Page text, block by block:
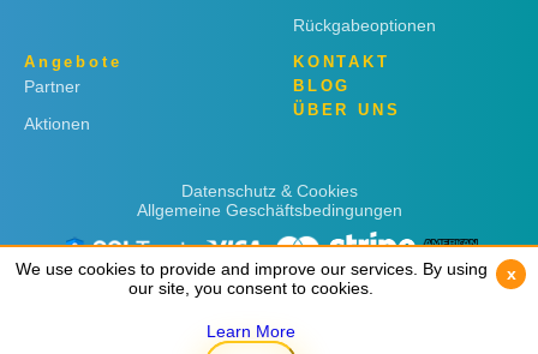
Rückgabeoptionen
Angebote
Partner
Aktionen
KONTAKT
BLOG
ÜBER UNS
Datenschutz & Cookies
Allgemeine Geschäftsbedingungen
We use cookies to provide and improve our services. By using
our site, you consent to cookies.
Learn More
x
We use cookies to provide and improve our services. By using
our site, you consent to cookies.
Learn More
x